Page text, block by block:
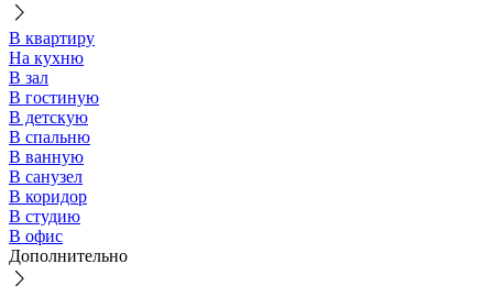
В квартиру
На кухню
В зал
В гостиную
В детскую
В спальню
В ванную
В санузел
В коридор
В студию
В офис
Дополнительно